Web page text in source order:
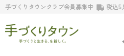
手づくりタウンクラブ会員募集中 税込